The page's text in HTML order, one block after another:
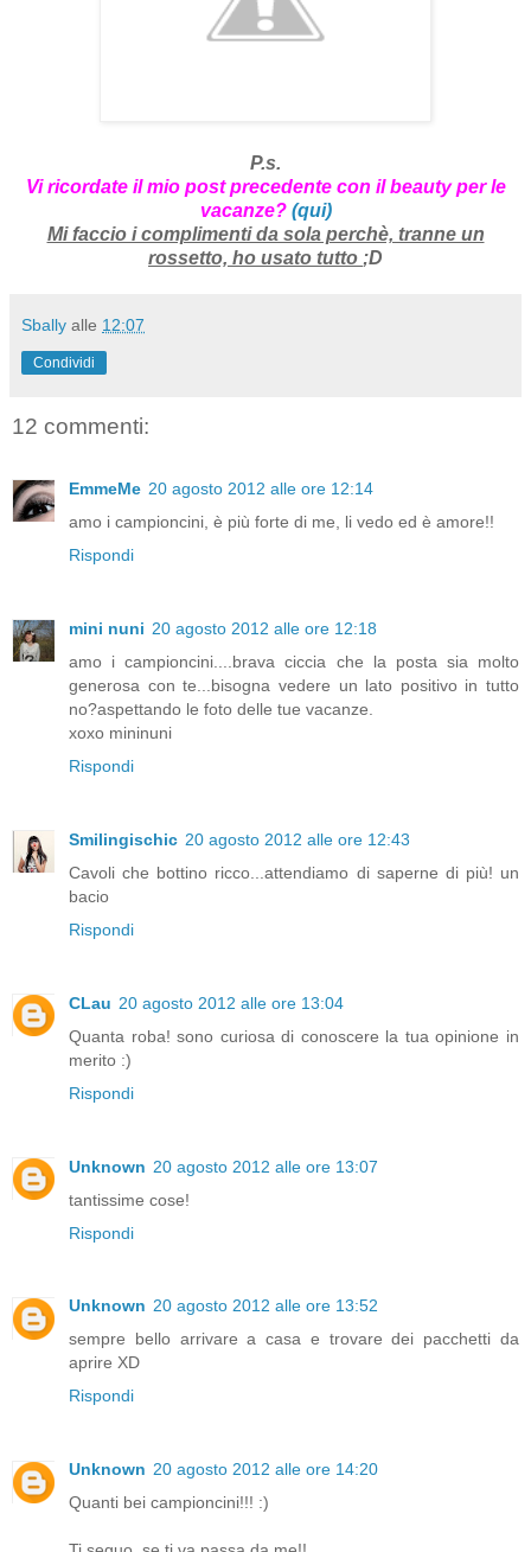
P.s.
Vi ricordate il mio post precedente con il beauty per le
vacanze? (qui)
Mi faccio i complimenti da sola perchè, tranne un
rossetto, ho usato tutto ;D
Sbally alle 12:07
Condividi
12 commenti:
EmmeMe 20 agosto 2012 alle ore 12:14
amo i campioncini, è più forte di me, li vedo ed è amore!!
Rispondi
mini nuni 20 agosto 2012 alle ore 12:18
amo i campioncini....brava ciccia che la posta sia molto
generosa con te...bisogna vedere un lato positivo in tutto
no?aspettando le foto delle tue vacanze.
xoxo mininuni
Rispondi
Smilingischic 20 agosto 2012 alle ore 12:43
Cavoli che bottino ricco...attendiamo di saperne di più! un
bacio
Rispondi
CLau 20 agosto 2012 alle ore 13:04
Quanta roba! sono curiosa di conoscere la tua opinione in
merito :)
Rispondi
Unknown 20 agosto 2012 alle ore 13:07
tantissime cose!
Rispondi
Unknown 20 agosto 2012 alle ore 13:52
sempre bello arrivare a casa e trovare dei pacchetti da
aprire XD
Rispondi
Unknown 20 agosto 2012 alle ore 14:20
Quanti bei campioncini!!! :)